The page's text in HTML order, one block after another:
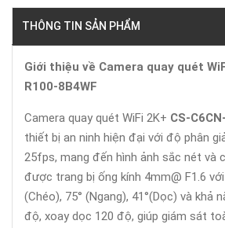
THÔNG TIN SẢN PHẨM
Giới thiệu về Camera quay quét
R100-8B4WF
Camera quay quét WiFi 2K+ CS-
thiết bị an ninh hiện đại với độ phân
25fps, mang đến hình ảnh sắc nét và
được trang bị ống kính 4mm@ F1.6
(Chéo), 75° (Ngang), 41°(Dọc) và khả
độ, xoay dọc 120 độ, giúp giám sát